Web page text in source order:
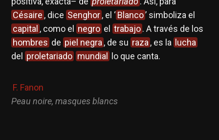
Césaire , dice Senghor , el ‘ Blanco’ simboliza el
capital , como el negro el trabajo . A través de los
hombres de piel negra , de su raza , es la lucha
del
proletariado mundial lo que canta.
F. Fanon
Peau noire, masques blancs